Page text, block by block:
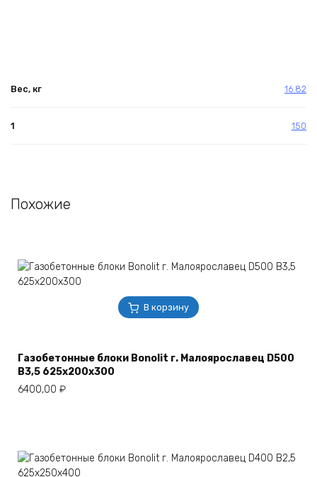
Вес, кг 16.82
1 150
Похожие
В корзину
Газобетонные блоки Bonolit г. Малоярославец D500
B3,5 625х200х300
6400,00 ₽